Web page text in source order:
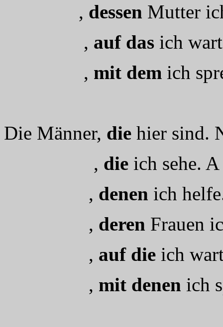
, dessen Mutter
, auf das ich
, mit dem ich
Die Männer, die hier sind.
, die ich sehe. A
, denen ich
, deren Frauen
, auf die ich
, mit denen ich